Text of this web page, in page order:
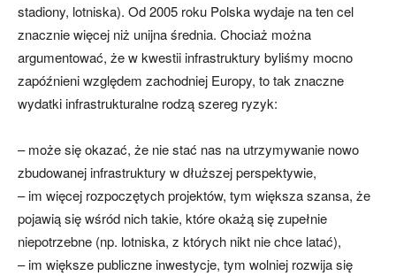
stadiony, lotniska). Od 2005 roku Polska wydaje na ten cel
znacznie więcej niż unijna średnia. Chociaż można
argumentować, że w kwestii infrastruktury byliśmy mocno
zapóźnieni względem zachodniej Europy, to tak znaczne
wydatki infrastrukturalne rodzą szereg ryzyk:
– może się okazać, że nie stać nas na utrzymywanie nowo
zbudowanej infrastruktury w dłuższej perspektywie,
– im więcej rozpoczętych projektów, tym większa szansa, że
pojawią się wśród nich takie, które okażą się zupełnie
niepotrzebne (np. lotniska, z których nikt nie chce latać),
– im większe publiczne inwestycje, tym wolniej rozwija się